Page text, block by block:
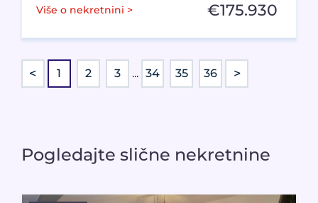
Više o nekretnini > €175.930
< 1 2 3 ... 34 35 36 >
Pogledajte slične nekretnine